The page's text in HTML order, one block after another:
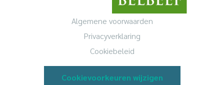
Algemene voorwaarden
Privacyverklaring
Cookiebeleid
Cookievoorkeuren wijzigen